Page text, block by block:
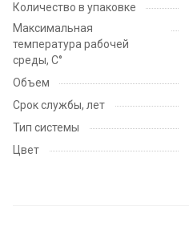
Количество в упаковке
Максимальная
температура рабочей
среды, С°
Объем
Срок службы, лет
Тип системы
Цвет